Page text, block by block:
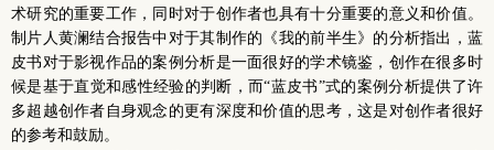
术研究的重要工作，同时对于创作者也具有十分重要的意义和价值。
制片人黄澜结合报告中对于其制作的《我的前半生》的分析指出，蓝
皮书对于影视作品的案例分析是一面很好的学术镜鉴，创作在很多时
候是基于直觉和感性经验的判断，而“蓝皮书”式的案例分析提供了许
多超越创作者自身观念的更有深度和价值的思考，这是对创作者很好
的参考和鼓励。